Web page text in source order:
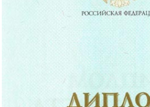
Ижевск